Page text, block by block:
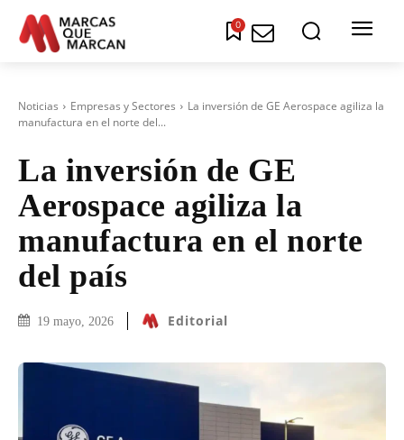
0
Noticias Empresas y Sectores
La inversión de GE Aerospace agiliza la
manufactura en el norte del...
La inversión de GE
Aerospace agiliza la
manufactura en el norte
del país
19 mayo, 2026 Editorial